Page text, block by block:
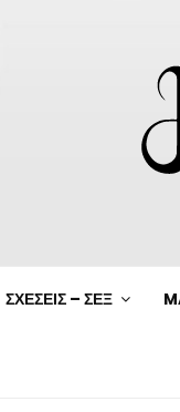
ΣΧΕΣΕΙΣ – ΣΕΞ